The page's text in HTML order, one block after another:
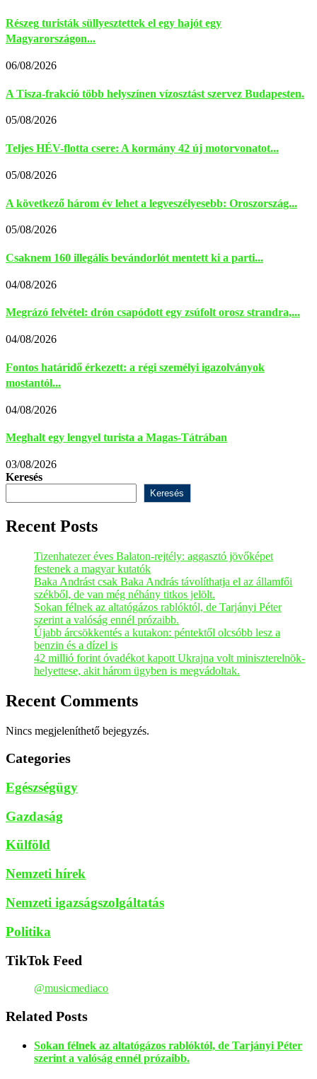
Részeg turisták süllyesztettek el egy hajót egy
Magyarországon...
06/08/2026
A Tisza-frakció több helyszínen vízosztást szervez Budapesten.
05/08/2026
Teljes HÉV-flotta csere: A kormány 42 új motorvonatot...
05/08/2026
A következő három év lehet a legveszélyesebb: Oroszország...
05/08/2026
Csaknem 160 illegális bevándorlót mentett ki a parti...
04/08/2026
Megrázó felvétel: drón csapódott egy zsúfolt orosz strandra,...
04/08/2026
Fontos határidő érkezett: a régi személyi igazolványok
mostantól...
04/08/2026
Meghalt egy lengyel turista a Magas-Tátrában
03/08/2026
Keresés
Keresés
Recent Posts
Tizenhatezer éves Balaton-rejtély: aggasztó jövőképet
festenek a magyar kutatók
Baka Andrást csak Baka András távolíthatja el az államfői
székből, de van még néhány titkos jelölt.
Sokan félnek az altatógázos rablóktól, de Tarjányi Péter
szerint a valóság ennél prózaibb.
Újabb árcsökkentés a kutakon: péntektől olcsóbb lesz a
benzin és a dízel is
42 millió forint óvadékot kapott Ukrajna volt miniszterelnök-
helyettese, akit három ügyben is megvádoltak.
Recent Comments
Nincs megjeleníthető bejegyzés.
Categories
Egészségügy
Gazdaság
Külföld
Nemzeti hírek
Nemzeti igazságszolgáltatás
Politika
TikTok Feed
@musicmediaco
Related Posts
Sokan félnek az altatógázos rablóktól, de Tarjányi Péter
szerint a valóság ennél prózaibb.